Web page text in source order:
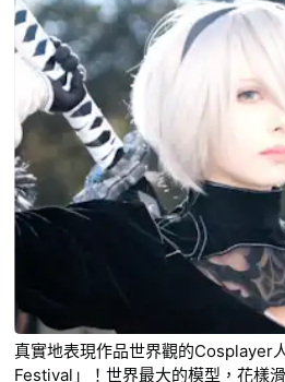
真實地表現作品世界觀的Cosplayer
Festival」！世界最大的模型，花樣